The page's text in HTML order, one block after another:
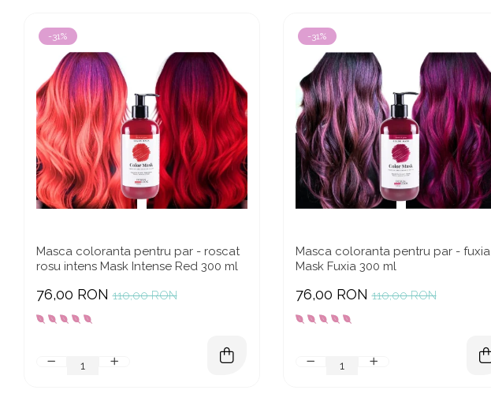
-31%
Masca coloranta pentru par - roscat
rosu intens Mask Intense Red 300 ml
110,00 RON
76,00 RON
-31%
Masca coloranta pentru par - fuxia
Mask Fuxia 300 ml
110,00 RON
76,00 RON